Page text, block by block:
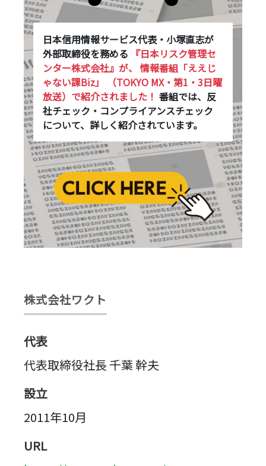
日本信用情報サービス代表・小塚直志が
外部取締役を務める 『日本リスク管理セ
ンター株式会社』が、情報番組「ええじ
ゃない課Biz」
（TOKYO MX・第1・3日曜
放送）で紹介されました！番組では、反
社チェック・コンプライアンスチェック
について、詳しく紹介されています。
株式会社ワクト
代表
代表取締役社長 千葉 幹夫
設立
2011年10月
URL